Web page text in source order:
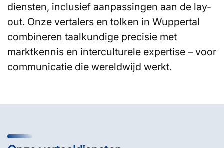
diensten, inclusief aanpassingen aan de lay-
out. Onze vertalers en tolken in Wuppertal
combineren taalkundige precisie met
marktkennis en interculturele expertise – voor
communicatie die wereldwijd werkt.